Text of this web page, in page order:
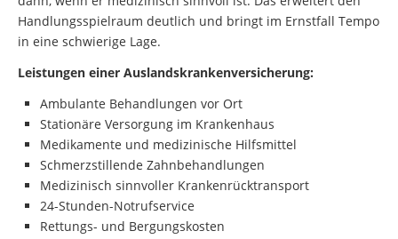
Handlungsspielraum deutlich und bringt im Ernstfall Tempo
in eine schwierige Lage.
Leistungen einer Auslandskranken­versicherung:
Ambulante Behandlungen vor Ort
Stationäre Versorgung im Krankenhaus
Medikamente und medizinische Hilfsmittel
Schmerzstillende Zahnbehandlungen
Medizinisch sinnvoller Krankenrücktransport
24-Stunden-Notrufservice
Rettungs- und Bergungskosten